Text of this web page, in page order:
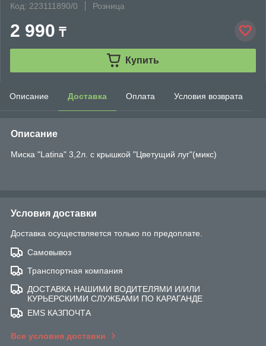
Код: 223111890/0
Розница
2 990 ₸
Купить
Описание Доставка Оплата Условия возврата
Описание
Миска "Latina" 3,2л. с крышкой "Цветущий луг"(микс)
Условия доставки
Доставка осуществляется только по предоплате.
Самовывоз
Транспортная компания
ДОСТАВКА НАШИМИ ВОДИТЕЛЯМИ И/ИЛИ
КУРЬЕРСКИМИ СЛУЖБАМИ ПО КАРАГАНДЕ
EMS КАЗПОЧТА
Все условия доставки